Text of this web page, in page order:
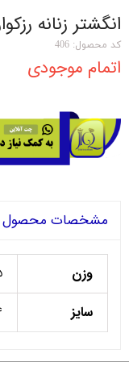
انگشتر زنانه
کد محصول: 406
اتمام موجودی
مشخصات محصول
وزن
سایز